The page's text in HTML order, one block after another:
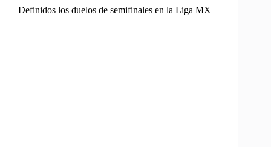
Definidos los duelos de semifinales en la Liga MX